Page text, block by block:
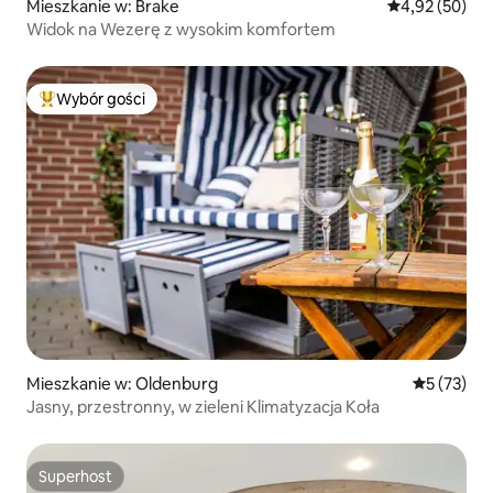
Mieszkanie w: Brake Średnia
4,92 (50)
Widok na Wezerę z wysokim komfortem
Najpopularniejsze z kategorii Wybór gości
Wybór gości
Mieszkanie w: Oldenburg Średnia
5 (73)
Jasny, przestronny, w zieleni Klimatyzacja Koła
Superhost
Superhost